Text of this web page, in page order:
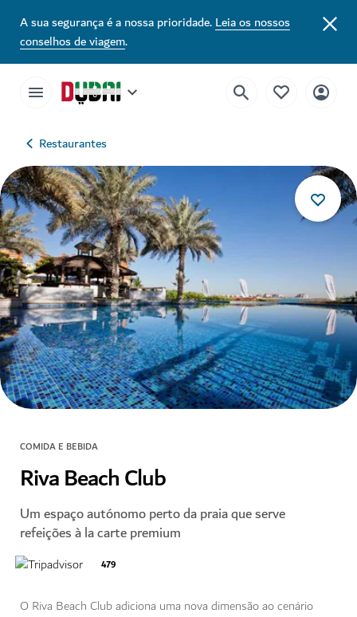
A sua segurança é a nossa prioridade.Leia os nossos
conselhos de viagem.
Restaurantes
COMIDA E BEBIDA
Riva Beach Club
Um espaço autónomo perto da praia que serve
refeições à la carte premium
479
O Riva Beach Club adiciona uma nova dimensão ao cenário